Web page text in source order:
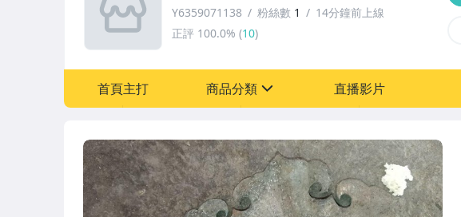
Y6359071138 粉絲數 1
14分鐘前上線
正評 100.0% (10)
首頁主打 商品分類
圖書/影音/文具
直播影片